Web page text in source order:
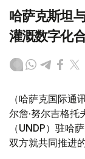
哈萨克斯坦
灌溉数字化
（哈萨克国际通
尔詹·努尔吉格
（UNDP）驻哈
双方就共同推进